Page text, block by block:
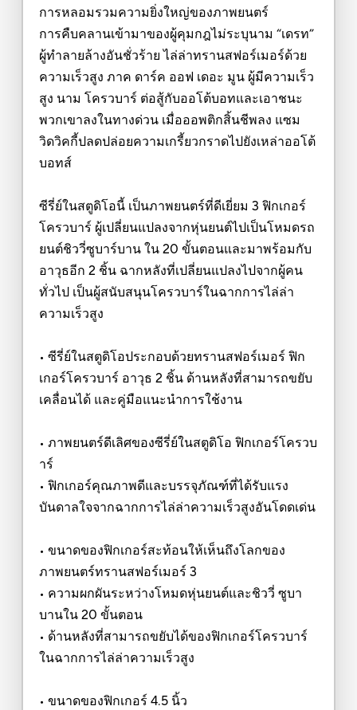
การหลอมรวมความยิ่งใหญ่ของภาพยนตร์
การคืบคลานเข้ามาของผู้คุมกฎไม่ระบุนาม “เดรท”
ผู้ทำลายล้างอันชั่วร้าย ไล่ล่าทรานสฟอร์เมอร์ด้วย
ความเร็วสูง ภาค ดาร์ค ออฟ เดอะ มูน ผู้มีความเร็ว
สูง นาม โครวบาร์ ต่อสู้กับออโต้บอทและเอาชนะ
พวกเขาลงในทางด่วน เมื่อออพติกสิ้นชีพลง แซม
วิดวิคกี้ปลดปล่อยความเกรี้ยวกราดไปยังเหล่าออโต้
บอทส์
ซีรี่ย์ในสตูดิโอนี้ เป็นภาพยนตร์ที่ดีเยี่ยม 3 ฟิกเกอร์
โครวบาร์ ผู้เปลี่ยนแปลงจากหุ่นยนต์ไปเป็นโหมดรถ
ยนต์ชิววี่ซูบาร์บาน ใน 20 ขั้นตอนและมาพร้อมกับ
อาวุธอีก 2 ชิ้น ฉากหลังที่เปลี่ยนแปลงไปจากผู้คน
ทั่วไป เป็นผู้สนับสนุนโครวบาร์ในฉากการไล่ล่า
ความเร็วสูง
• ซีรี่ย์ในสตูดิโอประกอบด้วยทรานสฟอร์เมอร์ ฟิก
เกอร์โครวบาร์ อาวุธ 2 ชิ้น ด้านหลังที่สามารถขยับ
เคลื่อนได้ และคู่มือแนะนำการใช้งาน
• ภาพยนตร์ดีเลิศของซีรี่ย์ในสตูดิโอ ฟิกเกอร์โครวบ
าร์
• ฟิกเกอร์คุณภาพดีและบรรจุภัณฑ์ที่ได้รับแรง
บันดาลใจจากฉากการไล่ล่าความเร็วสูงอันโดดเด่น
• ขนาดของฟิกเกอร์สะท้อนให้เห็นถึงโลกของ
ภาพยนตร์ทรานสฟอร์เมอร์ 3
• ความผกผันระหว่างโหมดหุ่นยนต์และชิววี่ ซูบา
บานใน 20 ขั้นตอน
• ด้านหลังที่สามารถขยับได้ของฟิกเกอร์โครวบาร์
ในฉากการไล่ล่าความเร็วสูง
• ขนาดของฟิกเกอร์ 4.5 นิ้ว